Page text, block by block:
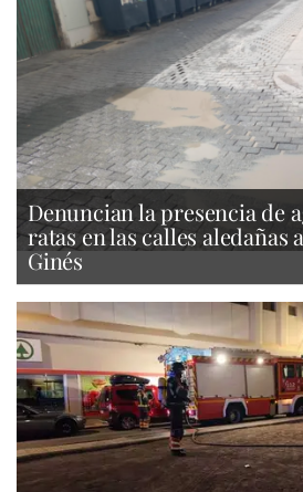
Denuncian la presencia de
ratas en las calles aledañas
Ginés